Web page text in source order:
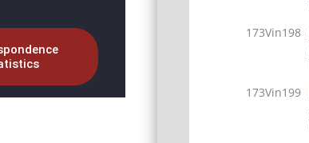
173Vin198
173Vin199